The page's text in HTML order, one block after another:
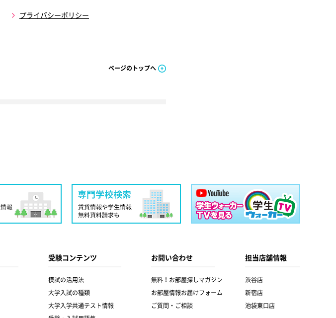
プライバシーポリシー
ページのトップへ
受験コンテンツ
模試の活用法
大学入試の種類
大学入学共通テスト情報
お問い合わせ
無料！お部屋探しマガジン
お部屋情報お届けフォーム
ご質問・ご相談
担当店舗情報
渋谷店
新宿店
池袋東口店